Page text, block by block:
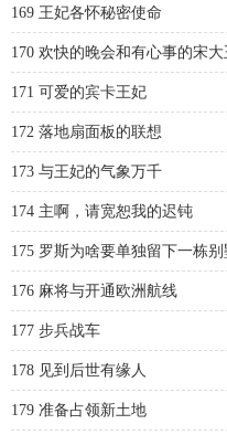
169 王妃各怀秘密使命
170 欢快的晚会和有心事的宋
171 可爱的宾卡王妃
172 落地扇面板的联想
173 与王妃的气象万千
174 主啊，请宽恕我的迟钝
175 罗斯为啥要单独留下一栋别
176 麻将与开通欧洲航线
177 步兵战车
178 见到后世有缘人
179 准备占领新土地